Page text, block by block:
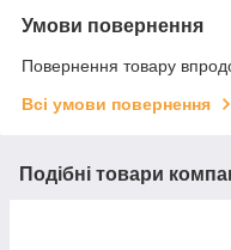
Умови повернення
Повернення товару
Всі умови повернення
Подібні товари